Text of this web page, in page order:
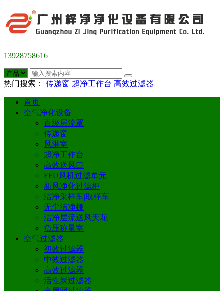
13928758616
热门搜索： 传递窗 超净工作台 高效过滤器
首页
空气净化设备
百级层流罩
传递窗
风淋室
超净工作台
高效送风口
FFU风机过滤单元
新风净化过滤柜
洁净采样车|取样车
无尘洁净棚
洁净层流送风天花
负压称量室
空气过滤器
初效过滤器
中效过滤器
高效过滤器
活性炭过滤器